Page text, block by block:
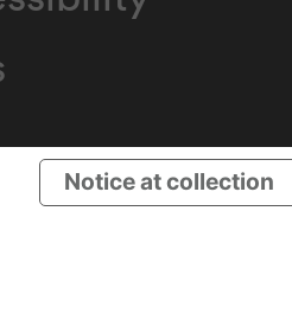
Notice at collection